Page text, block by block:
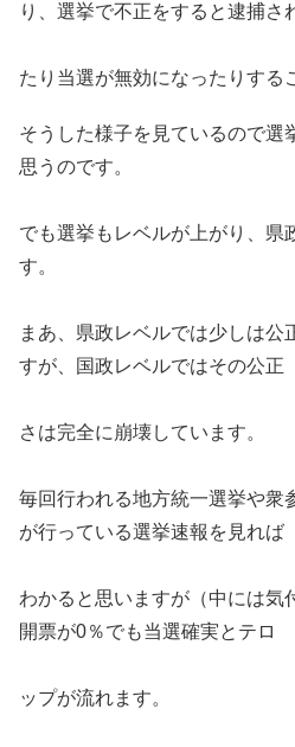
り、選挙で不正をすると逮捕さ
たり当選が無効になったりする
そうした様子を見ているので選
思うのです。
でも選挙もレベルが上がり、県
す。
まあ、県政レベルでは少しは公
すが、国政レベルではその公正
さは完全に崩壊しています。
毎回行われる地方統一選挙や衆
が行っている選挙速報を見れば
わかると思いますが（中には気
開票が0％でも当選確実とテロ
ップが流れます。